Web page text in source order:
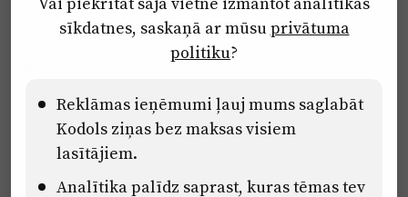
Privātuma politika
Ētikas kodekss
Pārredzamības paziņojumi
Eiropas Savienības Atveseļošanas un noturības mehānisma plāna
2.2. reformu un investīciju virziena “Uzņēmumu digitālā
sīkdatnes, saskaņā ar mūsuprivātuma
politiku?
Reklāmas ieņēmumi ļauj mums saglabāt
Kodols ziņas bez maksas visiem
lasītājiem.
Analītika palīdz saprast, kuras tēmas tev